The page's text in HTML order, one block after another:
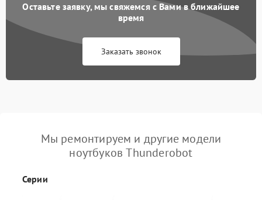
Оставьте заявку, мы свяжемся с Вами в ближайшее
время
Заказать звонок
Мы ремонтируем и другие модели
ноутбуков Thunderobot
Серии